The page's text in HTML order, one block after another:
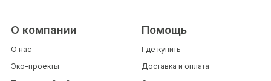
О компании
О нас
Эко-проекты
Помощь
Где купить
Доставка и оплата